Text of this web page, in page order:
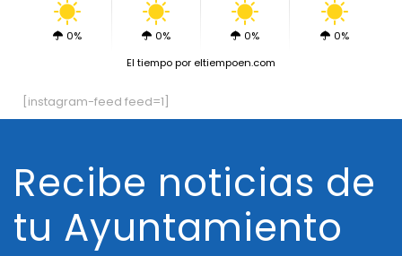
0% 0% 0%
0%
El tiempopor eltiempoen.com
[instagram-feed feed=1]
Recibe noticias de
tu Ayuntamiento